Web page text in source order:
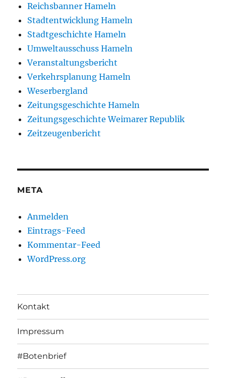
Reichsbanner Hameln
Stadtentwicklung Hameln
Stadtgeschichte Hameln
Umweltausschuss Hameln
Veranstaltungsbericht
Verkehrsplanung Hameln
Weserbergland
Zeitungsgeschichte Hameln
Zeitungsgeschichte Weimarer Republik
Zeitzeugenbericht
META
Anmelden
Eintrags-Feed
Kommentar-Feed
WordPress.org
Kontakt
Impressum
#Botenbrief